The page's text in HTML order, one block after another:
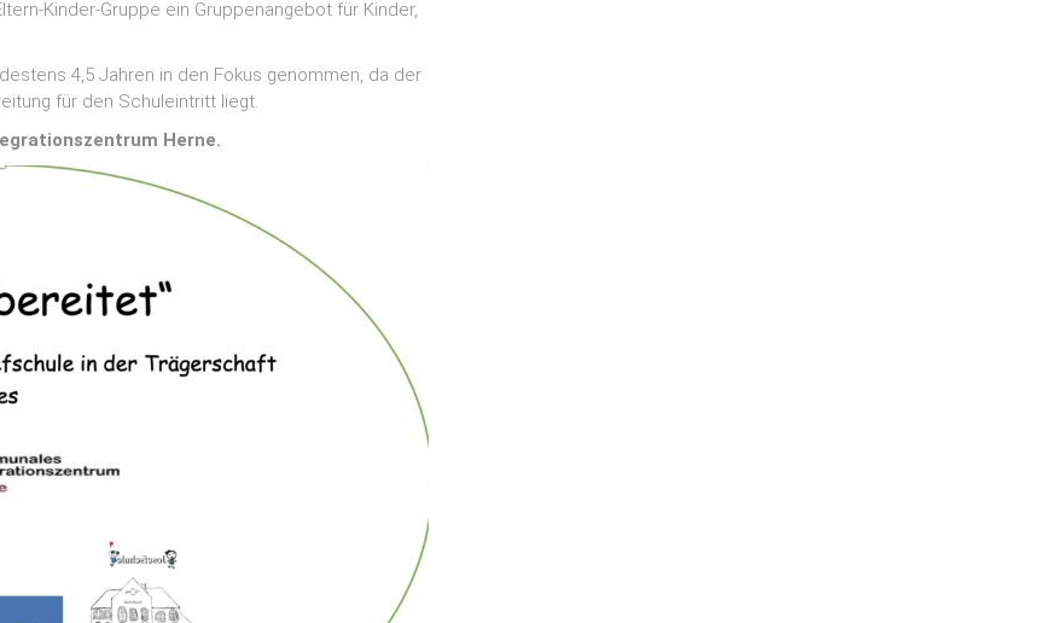
Kinder-Gruppe ein Gruppenangebot für Kinder,
4,5 Jahren in den Fokus genommen, da der
für den Schuleintritt liegt.
Herne.